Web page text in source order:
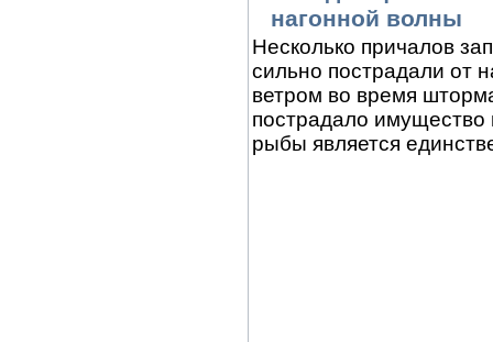
нагонной волны
Несколько причалов
сильно пострадали от
ветром во время
пострадало
рыбы является